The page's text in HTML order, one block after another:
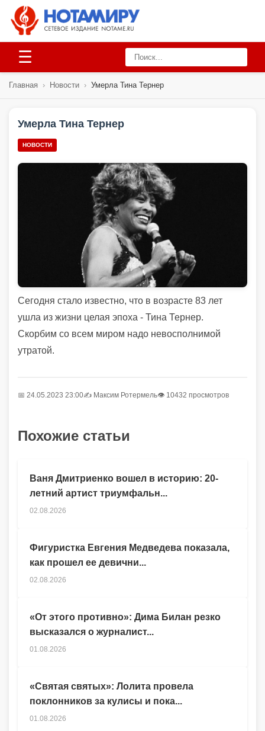
☰
Главная › Новости › Умерла Тина Тернер
Умерла Тина Тернер
НОВОСТИ
Сегодня стало известно, что в возрасте 83 лет
ушла из жизни целая эпоха - Тина Тернер.
Скорбим со всем миром надо невосполнимой
утратой.
📅 24.05.2023 23:00✍️ Максим Ротермель👁 10432 просмотров
Похожие статьи
Ваня Дмитриенко вошел в историю: 20-
летний артист триумфальн...
02.08.2026
Фигуристка Евгения Медведева показала,
как прошел ее девични...
02.08.2026
«От этого противно»: Дима Билан резко
высказался о журналист...
01.08.2026
«Святая святых»: Лолита провела
поклонников за кулисы и пока...
01.08.2026